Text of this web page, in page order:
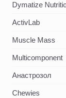
Dymatize
ActivLab
Muscle Mass
Multicomponent
Анастрозол
Chewies